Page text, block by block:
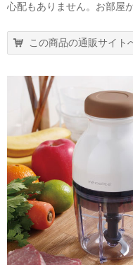
心配もありません。お部屋
この商品の通販サイト